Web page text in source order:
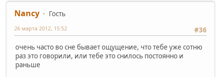
Nancy
Гость
#36
26 марта 2012, 15:52
очень часто во сне бывает ощущение, что тебе уже сотню
раз это говорили, или тебе это снилось постоянно и
раньше